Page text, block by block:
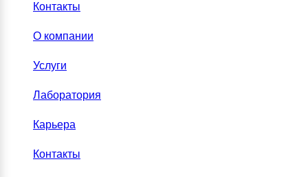
Контакты
О компании
Услуги
Лаборатория
Карьера
Контакты